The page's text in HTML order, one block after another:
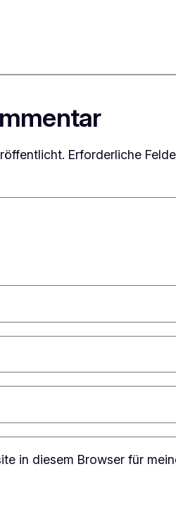
Erforderliche
in diesem Browser für